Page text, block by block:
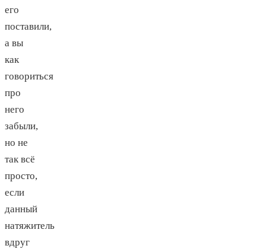
его
поставили,
а вы
как
говориться
про
него
забыли,
но не
так всё
просто,
если
данный
натяжитель
вдруг